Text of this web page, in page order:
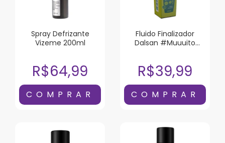
Spray Defrizante
Vizeme 200ml
R$64,99
Fluido Finalizador
Dalsan #Muuuito
R$39,99